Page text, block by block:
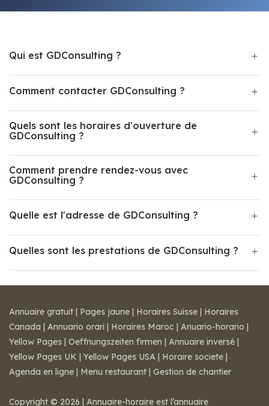
Qui est GDConsulting ?
Comment contacter GDConsulting ?
Quels sont les horaires d'ouverture de
GDConsulting ?
Comment prendre rendez-vous avec
GDConsulting ?
Quelle est l'adresse de GDConsulting ?
Quelles sont les prestations de GDConsulting ?
Annuaire gratuit | Pages jaune | Horaires Suisse | Horaires
Canada | Annuario orari | Horaires Maroc | Anuario-horario |
Yellow Pages | Oeffnungszeiten firmen | Annuaire inversé |
Yellow Pages UK | Yellow Pages USA | Horaire societe |
Agenda en ligne | Menu restaurant | Gestion de chantier
Copyright © 2026 | Annuaire-horaire est l’annuaire